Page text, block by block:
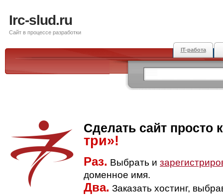
Irc-slud.ru
Сайт в процессе разработки
IT-работа
Сделать сайт просто
три»!
Раз. Выбрать и
доменное имя.
Два. Заказать хостинг,